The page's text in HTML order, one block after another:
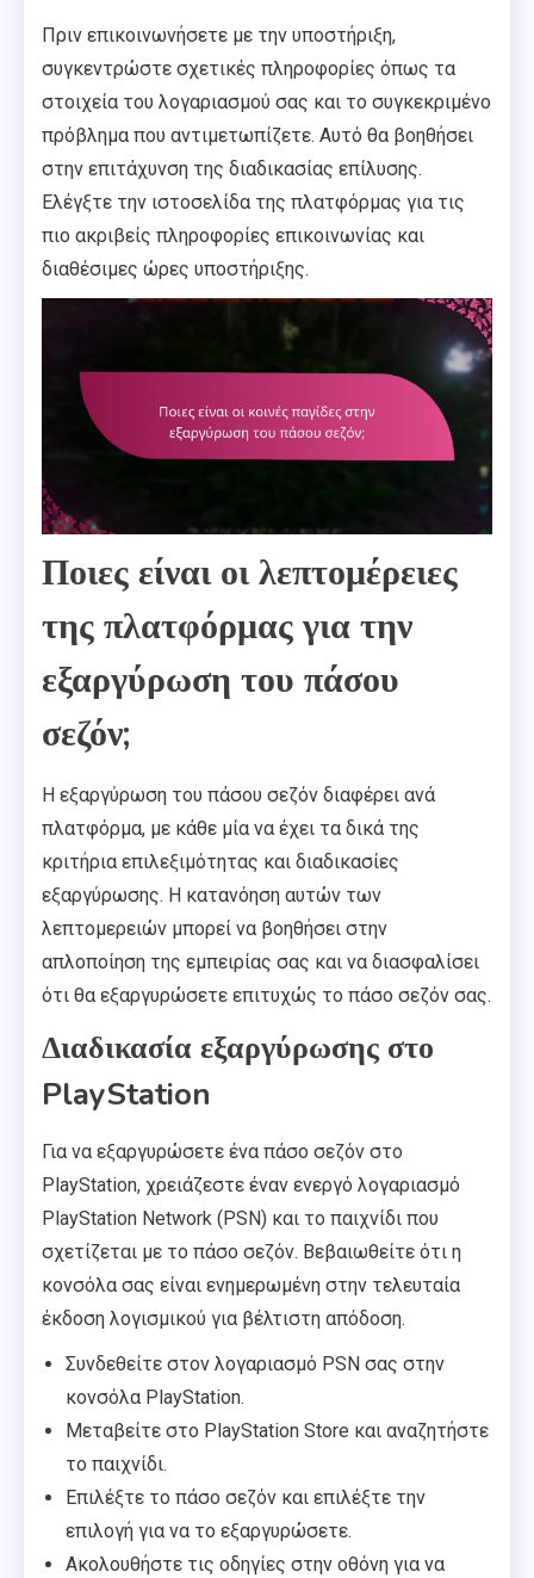
Πριν επικοινωνήσετε με την υποστήριξη,
συγκεντρώστε σχετικές πληροφορίες όπως τα
στοιχεία του λογαριασμού σας και το συγκεκριμένο
πρόβλημα που αντιμετωπίζετε. Αυτό θα βοηθήσει
στην επιτάχυνση της διαδικασίας επίλυσης.
Ελέγξτε την ιστοσελίδα της πλατφόρμας για τις
πιο ακριβείς πληροφορίες επικοινωνίας και
διαθέσιμες ώρες υποστήριξης.
Ποιες είναι οι λεπτομέρειες
της πλατφόρμας για την
εξαργύρωση του πάσου
σεζόν;
Η εξαργύρωση του πάσου σεζόν διαφέρει ανά
πλατφόρμα, με κάθε μία να έχει τα δικά της
κριτήρια επιλεξιμότητας και διαδικασίες
εξαργύρωσης. Η κατανόηση αυτών των
λεπτομερειών μπορεί να βοηθήσει στην
απλοποίηση της εμπειρίας σας και να διασφαλίσει
ότι θα εξαργυρώσετε επιτυχώς το πάσο σεζόν σας.
Διαδικασία εξαργύρωσης στο
PlayStation
Για να εξαργυρώσετε ένα πάσο σεζόν στο
PlayStation, χρειάζεστε έναν ενεργό λογαριασμό
PlayStation Network (PSN) και το παιχνίδι που
σχετίζεται με το πάσο σεζόν. Βεβαιωθείτε ότι η
κονσόλα σας είναι ενημερωμένη στην τελευταία
έκδοση λογισμικού για βέλτιστη απόδοση.
Συνδεθείτε στον λογαριασμό PSN σας στην
κονσόλα PlayStation.
Μεταβείτε στο PlayStation Store και αναζητήστε
το παιχνίδι.
Επιλέξτε το πάσο σεζόν και επιλέξτε την
επιλογή για να το εξαργυρώσετε.
Ακολουθήστε τις οδηγίες στην οθόνη για να